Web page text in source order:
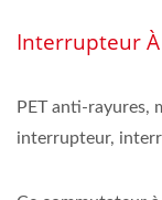
Interrupteur
PET anti-rayures,
interrupteur,